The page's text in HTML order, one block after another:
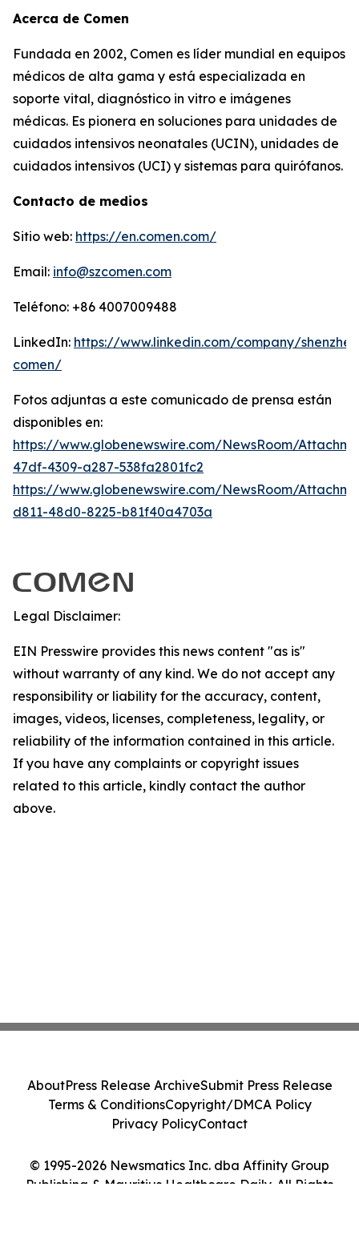
Acerca de Comen
Fundada en 2002, Comen es líder mundial en equipos
médicos de alta gama y está especializada en
soporte vital, diagnóstico in vitro e imágenes
médicas. Es pionera en soluciones para unidades de
cuidados intensivos neonatales (UCIN), unidades de
cuidados intensivos (UCI) y sistemas para quirófanos.
Contacto de medios
Sitio web: https://en.comen.com/
Email: info@szcomen.com
Teléfono: +86 4007009488
LinkedIn: https://www.linkedin.com/company/
comen/
Fotos adjuntas a este comunicado de prensa están
disponibles en:
https://www.globenewswire.com/NewsRoom/
47df-4309-a287-538fa2801fc2
https://www.globenewswire.com/NewsRoom/
d811-48d0-8225-b81f40a4703a
Legal Disclaimer:
EIN Presswire provides this news content "as is"
without warranty of any kind. We do not accept any
responsibility or liability for the accuracy, content,
images, videos, licenses, completeness, legality, or
reliability of the information contained in this article.
If you have any complaints or copyright issues
related to this article, kindly contact the author
above.
© 1995-2026 Newsmatics Inc. dba Affinity Group
Publishing & Mauritius Healthcare Daily. All Rights
AboutPress Release ArchiveSubmit Press Release
Terms & ConditionsCopyright/DMCA Policy
Privacy PolicyContact